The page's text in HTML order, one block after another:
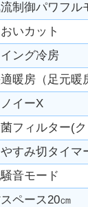
流制御パワフル
おいカット
イング冷房
適暖房（足元暖
ノイーX
菌フィルター(
やすみ切タイマ
騒音モード
スペース20㎝